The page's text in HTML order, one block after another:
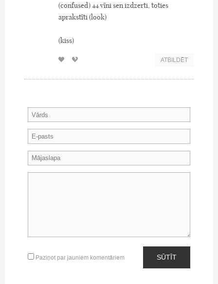
(confused) 44 vīni sen izdzerti, toties
aprakstīti (look)
(kiss)
ATBILDĒT
Paziņot par jauniem komentāriem SŪTĪT